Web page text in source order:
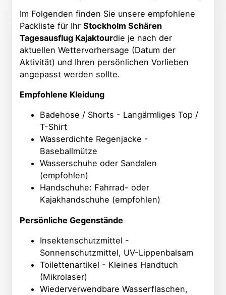
Im Folgenden finden Sie unsere empfohlene
Packliste für IhrStockholm Schären
Tagesausflug Kajaktourdie je nach der
aktuellen Wettervorhersage (Datum der
Aktivität) und Ihren persönlichen Vorlieben
angepasst werden sollte.
Empfohlene Kleidung
Badehose / Shorts - Langärmliges Top /
T-Shirt
Wasserdichte Regenjacke -
Baseballmütze
Wasserschuhe oder Sandalen
(empfohlen)
Handschuhe: Fahrrad- oder
Kajakhandschuhe (empfohlen)
Persönliche Gegenstände
Insektenschutzmittel -
Sonnenschutzmittel, UV-Lippenbalsam
Toilettenartikel - Kleines Handtuch
(Mikrolaser)
Wiederverwendbare Wasserflaschen,